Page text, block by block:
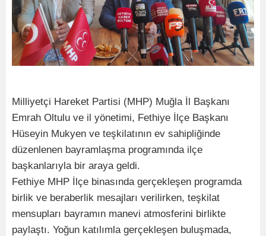
Milliyetçi Hareket Partisi (MHP) Muğla İl Başkanı
Emrah Oltulu ve il yönetimi, Fethiye İlçe Başkanı
Hüseyin Mukyen ve teşkilatının ev sahipliğinde
düzenlenen bayramlaşma programında ilçe
başkanlarıyla bir araya geldi.
Fethiye MHP İlçe binasında gerçekleşen programda
birlik ve beraberlik mesajları verilirken, teşkilat
mensupları bayramın manevi atmosferini birlikte
paylaştı. Yoğun katılımla gerçekleşen buluşmada,